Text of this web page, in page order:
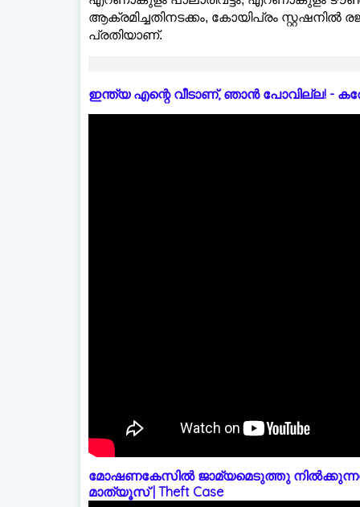
ആക്രമിച്ചതിനടക്കം, കോയിപ്രം സ്റ്റഷനിൽ
പ്രതിയാണ്.
ഇന്ത്യ എന്റെ വീടാണ്, ഞാൻ പോവില്ല! -
മോഷണകേസിൽ ജാമ്യമെടുത്തു
മാത്യൂസ് | Theft Case